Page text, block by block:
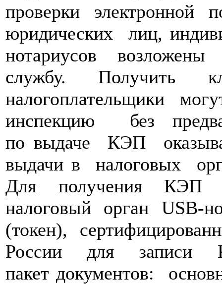
проверки
юридических
лиц,
нотариусов
службу. Получить
налогоплательщики
инспекцию
без
по выдаче КЭП
выдачи в налоговых
Для получения КЭП
налоговый орган USB-
(токен),
России для записи
пакет документов: